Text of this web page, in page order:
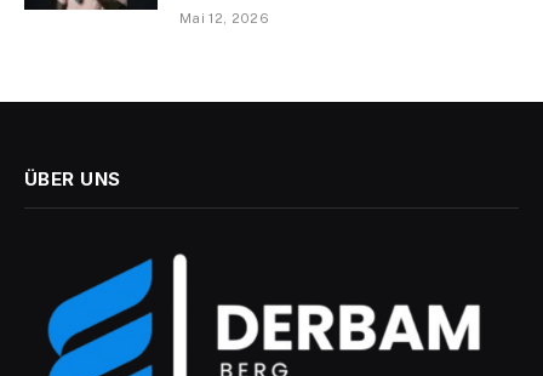
Mai 12, 2026
ÜBER UNS